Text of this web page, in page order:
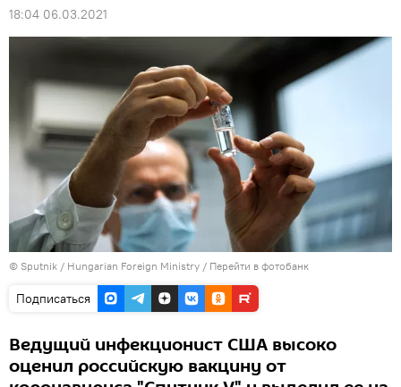
18:04 06.03.2021
© Sputnik / Hungarian Foreign Ministry / Перейти в фотобанк
Подписаться
Ведущий инфекционист США высоко
оценил российскую вакцину от